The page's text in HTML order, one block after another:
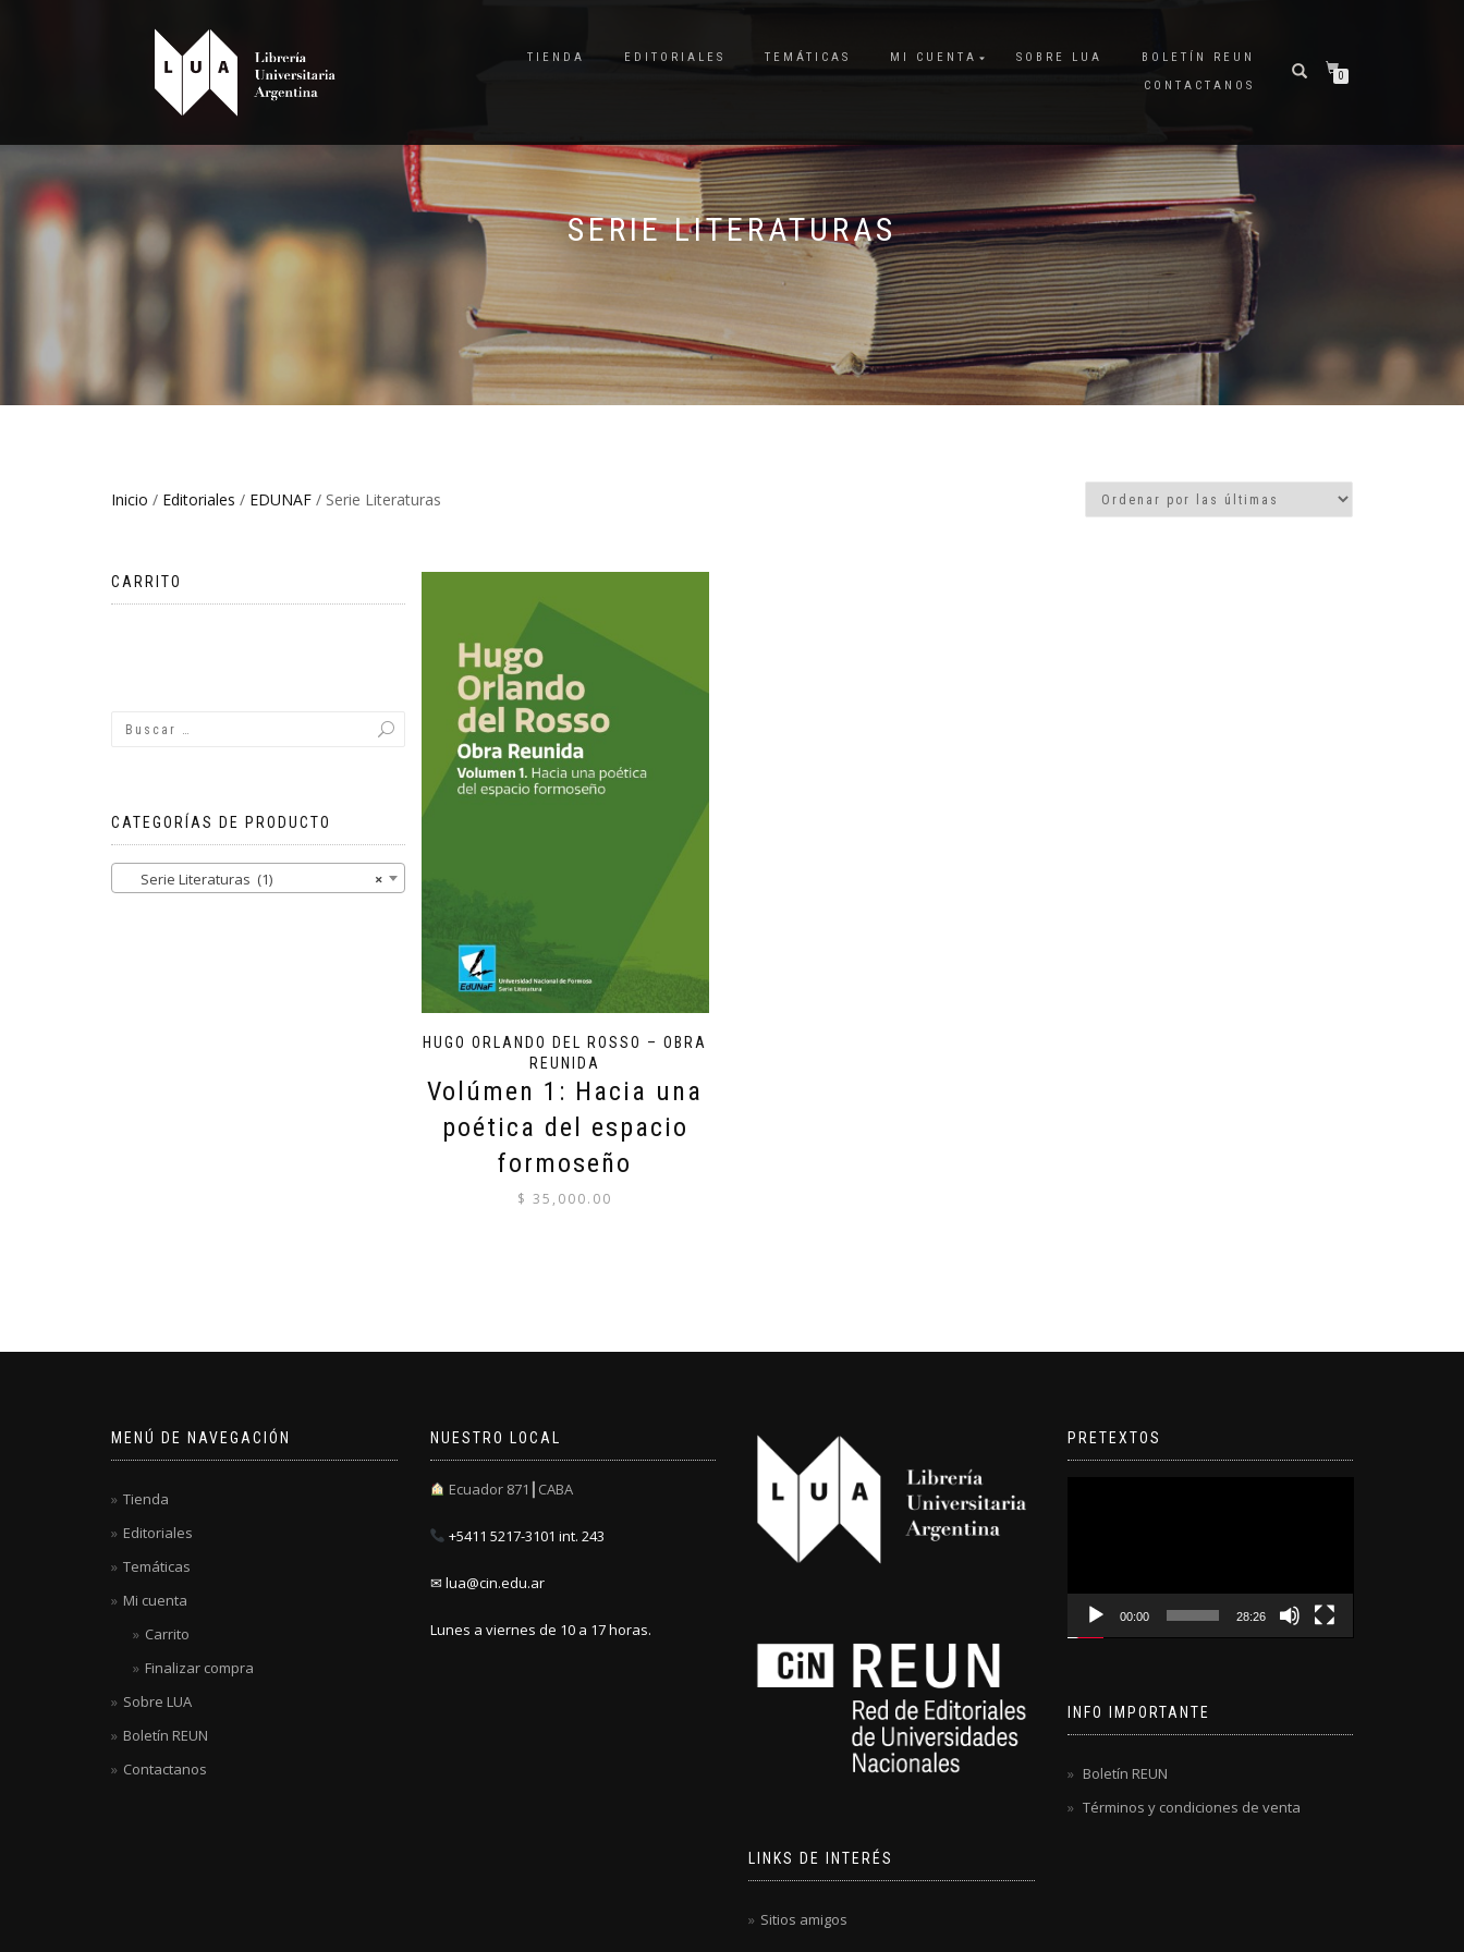
TIENDA EDITORIALES TEMÁTICAS MI CUENTA SOBRE LUA
BOLETÍN REUN
CONTACTANOS
0
SERIE LITERATURAS
Inicio / Editoriales / EDUNAF / Serie Literaturas
HUGO ORLANDO DEL ROSSO – OBRA
REUNIDA
Volúmen 1: Hacia una
poética del espacio
formoseño
$ 35,000.00
CARRITO
CATEGORÍAS DE PRODUCTO
×
Serie Literaturas (1)
MENÚ DE NAVEGACIÓN
Tienda
Editoriales
Temáticas
Mi cuenta
Carrito
Finalizar compra
Sobre LUA
Boletín REUN
Contactanos
NUESTRO LOCAL
Ecuador 871┃CABA
+5411 5217-3101 int. 243
✉ lua@cin.edu.ar
Lunes a viernes de 10 a 17 horas.
LINKS DE INTERÉS
Sitios amigos
PRETEXTOS
00:00 28:26
INFO IMPORTANTE
Boletín REUN
Términos y condiciones de venta